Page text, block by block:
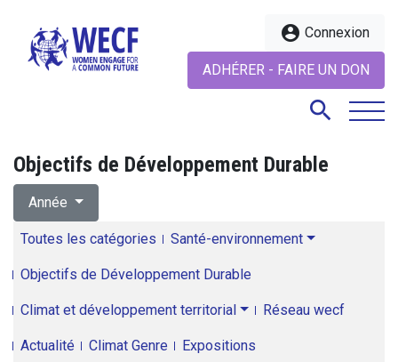
account_circle Connexion
ADHÉRER - FAIRE UN DON
search
Objectifs de Développement Durable
Année
Toutes les catégories Santé-environnement
Objectifs de Développement Durable
Climat et développement territorial Réseau wecf
Actualité Climat Genre Expositions